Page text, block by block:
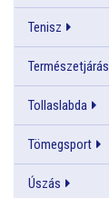
Tenisz
Természetjárás
Tollaslabda
Tömegsport
Úszás